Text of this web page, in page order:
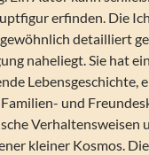
erfinden. Die
detailliert
naheliegt. Sie hat
Lebensgeschichte,
und
Verhaltensweisen
kleiner Kosmos.